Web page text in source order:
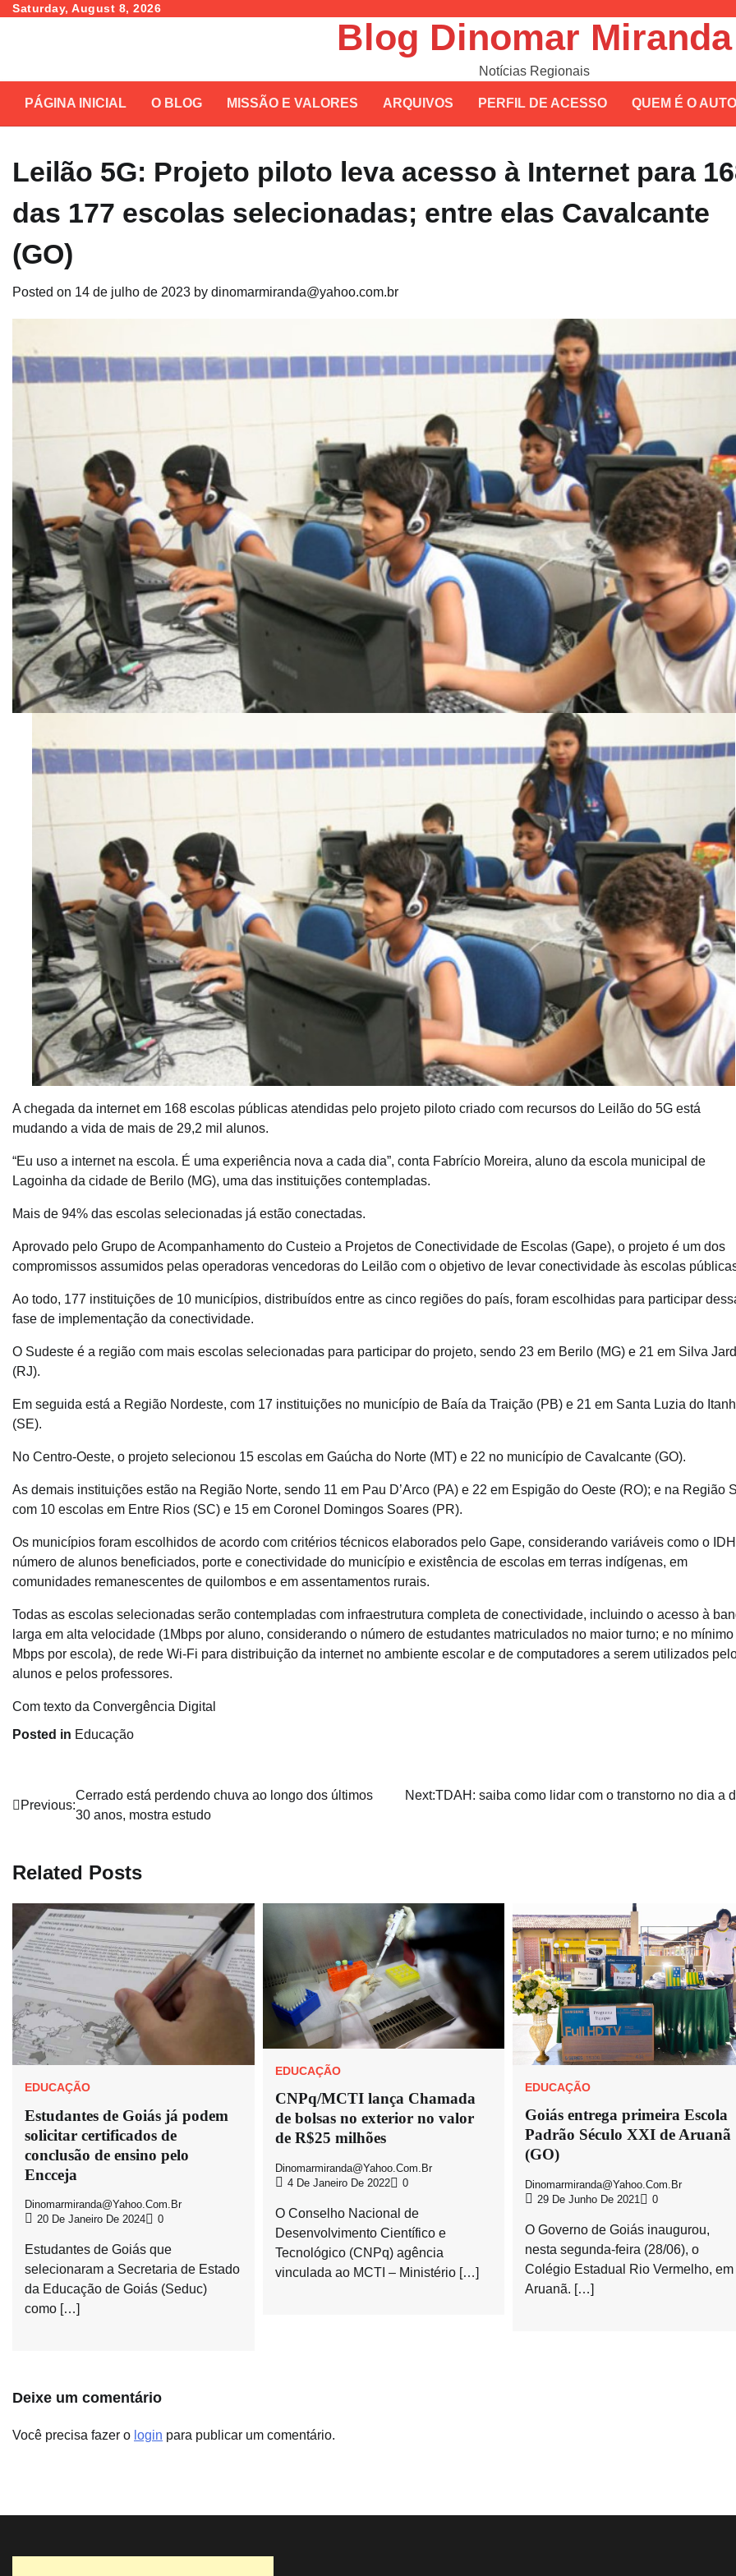
SkipSaturday, August 8, 2026
Blog Dinomar Miranda
Notícias Regionais
PÁGINA INICIAL O BLOG MISSÃO E VALORES ARQUIVOS PERFIL DE ACESSO QUEM É O
Leilão 5G: Projeto piloto leva acesso à Internet para
das 177 escolas selecionadas; entre elas Cavalcante
(GO)
Posted on 14 de julho de 2023 by dinomarmiranda@yahoo.com.br
A chegada da internet em 168 escolas públicas atendidas pelo projeto piloto criado com recursos do Leilão do 5G está
mudando a vida de mais de 29,2 mil alunos.
“Eu uso a internet na escola. É uma experiência nova a cada dia”, conta Fabrício Moreira, aluno da escola municipal de
Lagoinha da cidade de Berilo (MG), uma das instituições contempladas.
Mais de 94% das escolas selecionadas já estão conectadas.
Aprovado pelo Grupo de Acompanhamento do Custeio a Projetos de Conectividade de Escolas (Gape), o projeto é um dos
compromissos assumidos pelas operadoras vencedoras do Leilão com o objetivo de levar conectividade às escolas
Ao todo, 177 instituições de 10 municípios, distribuídos entre as cinco regiões do país, foram escolhidas para participar
fase de implementação da conectividade.
O Sudeste é a região com mais escolas selecionadas para participar do projeto, sendo 23 em Berilo (MG) e 21 em Silva
(RJ).
Em seguida está a Região Nordeste, com 17 instituições no município de Baía da Traição (PB) e 21 em Santa Luzia do
(SE).
No Centro-Oeste, o projeto selecionou 15 escolas em Gaúcha do Norte (MT) e 22 no município de Cavalcante (GO).
As demais instituições estão na Região Norte, sendo 11 em Pau D’Arco (PA) e 22 em Espigão do Oeste (RO); e na Região
com 10 escolas em Entre Rios (SC) e 15 em Coronel Domingos Soares (PR).
Os municípios foram escolhidos de acordo com critérios técnicos elaborados pelo Gape, considerando variáveis como o
número de alunos beneficiados, porte e conectividade do município e existência de escolas em terras indígenas, em
comunidades remanescentes de quilombos e em assentamentos rurais.
Todas as escolas selecionadas serão contempladas com infraestrutura completa de conectividade, incluindo o acesso à
larga em alta velocidade (1Mbps por aluno, considerando o número de estudantes matriculados no maior turno; e no mínimo
Mbps por escola), de rede Wi-Fi para distribuição da internet no ambiente escolar e de computadores a serem utilizados
alunos e pelos professores.
Com texto da Convergência Digital
Posted in Educação
Navegação
Previous:
Cerrado está perdendo chuva ao longo dos últimos
30 anos, mostra estudo
Next:TDAH: saiba como lidar com o transtorno no dia a
Related Posts
EDUCAÇÃO
Estudantes de Goiás já podem
solicitar certificados de
conclusão de ensino pelo
Encceja
Dinomarmiranda@yahoo.com.br
20 De Janeiro De 2024
0
Estudantes de Goiás que
selecionaram a Secretaria de Estado
da Educação de Goiás (Seduc)
como […]
EDUCAÇÃO
CNPq/MCTI lança Chamada
de bolsas no exterior no valor
de R$25 milhões
Dinomarmiranda@yahoo.com.br
4 De Janeiro De 2022
0
O Conselho Nacional de
Desenvolvimento Científico e
Tecnológico (CNPq) agência
vinculada ao MCTI – Ministério […]
EDUCAÇÃO
Goiás entrega primeira Escola
Padrão Século XXI de Aruanã
(GO)
Dinomarmiranda@yahoo.com.br
29 De Junho De 2021
0
O Governo de Goiás inaugurou,
nesta segunda-feira (28/06), o
Colégio Estadual Rio Vermelho, em
Aruanã. […]
Deixe um comentário
Você precisa fazer o login para publicar um comentário.